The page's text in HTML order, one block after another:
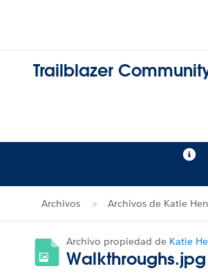
Trailblazer
Archivos Archivos de Katie
Archivo propiedad de Katie
Walkthroughs.jpg